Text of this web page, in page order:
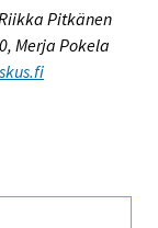
Pitkänen
Merja Pokela